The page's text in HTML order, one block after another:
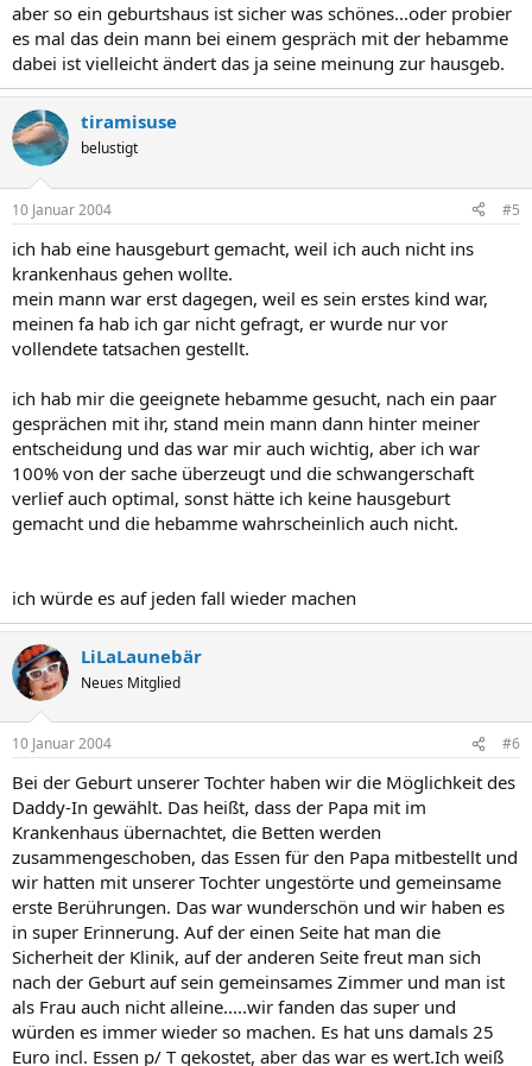
aber so ein geburtshaus ist sicher was schönes...oder probier
es mal das dein mann bei einem gespräch mit der hebamme
dabei ist vielleicht ändert das ja seine meinung zur hausgeb.
tiramisuse
belustigt
10 Januar 2004 #5
ich hab eine hausgeburt gemacht, weil ich auch nicht ins
krankenhaus gehen wollte.
mein mann war erst dagegen, weil es sein erstes kind war,
meinen fa hab ich gar nicht gefragt, er wurde nur vor
vollendete tatsachen gestellt.
ich hab mir die geeignete hebamme gesucht, nach ein paar
gesprächen mit ihr, stand mein mann dann hinter meiner
entscheidung und das war mir auch wichtig, aber ich war
100% von der sache überzeugt und die schwangerschaft
verlief auch optimal, sonst hätte ich keine hausgeburt
gemacht und die hebamme wahrscheinlich auch nicht.
ich würde es auf jeden fall wieder machen
LiLaLaunebär
Neues Mitglied
10 Januar 2004 #6
Bei der Geburt unserer Tochter haben wir die Möglichkeit des
Daddy-In gewählt. Das heißt, dass der Papa mit im
Krankenhaus übernachtet, die Betten werden
zusammengeschoben, das Essen für den Papa mitbestellt und
wir hatten mit unserer Tochter ungestörte und gemeinsame
erste Berührungen. Das war wunderschön und wir haben es
in super Erinnerung. Auf der einen Seite hat man die
Sicherheit der Klinik, auf der anderen Seite freut man sich
nach der Geburt auf sein gemeinsames Zimmer und man ist
als Frau auch nicht alleine.....wir fanden das super und
würden es immer wieder so machen. Es hat uns damals 25
Euro incl. Essen p/ T gekostet, aber das war es wert.Ich weiß